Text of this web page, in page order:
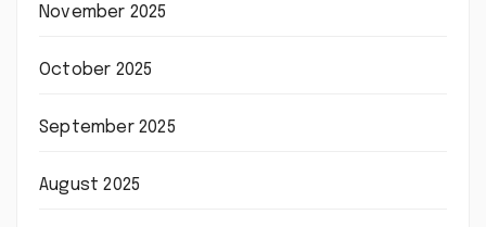
November 2025
October 2025
September 2025
August 2025